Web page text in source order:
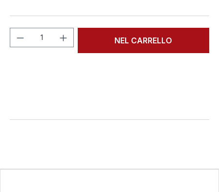
Quantità del prodotto: inserisci la
NEL CARRELLO